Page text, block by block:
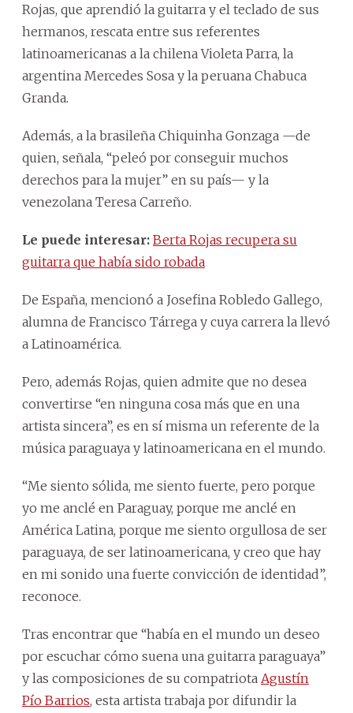
Rojas, que aprendió la guitarra y el teclado de sus
hermanos, rescata entre sus referentes
latinoamericanas a la chilena Violeta Parra, la
argentina Mercedes Sosa y la peruana Chabuca
Granda.
Además, a la brasileña Chiquinha Gonzaga —de
quien, señala, “peleó por conseguir muchos
derechos para la mujer” en su país— y la
venezolana Teresa Carreño.
Le puede interesar: Berta Rojas recupera su
guitarra que había sido robada
De España, mencionó a Josefina Robledo Gallego,
alumna de Francisco Tárrega y cuya carrera la llevó
a Latinoamérica.
Pero, además Rojas, quien admite que no desea
convertirse “en ninguna cosa más que en una
artista sincera”, es en sí misma un referente de la
música paraguaya y latinoamericana en el mundo.
“Me siento sólida, me siento fuerte, pero porque
yo me anclé en Paraguay, porque me anclé en
América Latina, porque me siento orgullosa de ser
paraguaya, de ser latinoamericana, y creo que hay
en mi sonido una fuerte convicción de identidad”,
reconoce.
Tras encontrar que “había en el mundo un deseo
por escuchar cómo suena una guitarra paraguaya”
y las composiciones de su compatriota Agustín
Pío Barrios, esta artista trabaja por difundir la